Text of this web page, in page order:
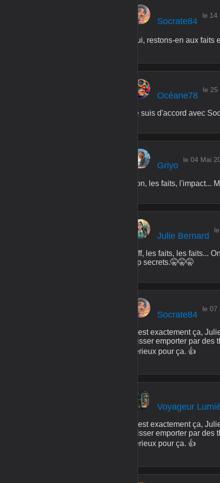
Socrate84
le 14
Oui, restons-en aux
Océane78
le 25
Je suis d'accord avec
Griyo
le 04 Mai
Bon, les faits, l'impact...
Julie Bernard
Pfff, les faits, les faits...
top secrets.🤫🤫🤫
Socrate84
le 07
C'est exactement ça,
laisser emporter par
sérieux pour ça. 👍
Voyageur
C'est exactement ça,
laisser emporter par
sérieux pour ça. 👍